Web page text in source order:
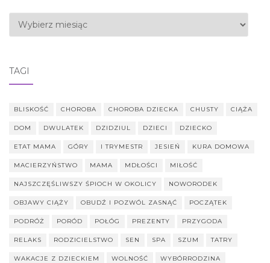
Archiwa
TAGI
BLISKOŚĆ CHOROBA CHOROBA DZIECKA CHUSTY CIĄŻA
DOM DWULATEK DZIDZIUL DZIECI DZIECKO
ETAT MAMA GÓRY I TRYMESTR JESIEŃ KURA DOMOWA
MACIERZYŃSTWO MAMA MDŁOŚCI MIŁOŚĆ
NAJSZCZĘŚLIWSZY ŚPIOCH W OKOLICY NOWORODEK
OBJAWY CIĄŻY OBUDŹ I POZWÓL ZASNĄĆ POCZĄTEK
PODRÓŻ PORÓD POŁÓG PREZENTY PRZYGODA
RELAKS RODZICIELSTWO SEN SPA SZUM TATRY
WAKACJE Z DZIECKIEM WOLNOŚĆ WYBÓRRODZINA